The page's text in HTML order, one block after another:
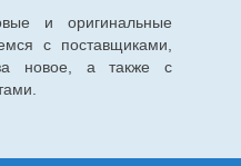
и оригинальные
с поставщиками,
новое, а также с